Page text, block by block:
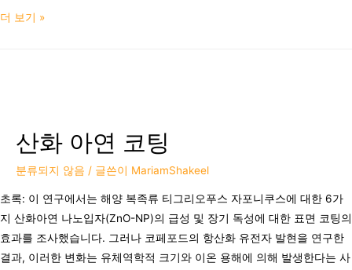
더 보기 »
산화 아연 코팅
분류되지 않음 / 글쓴이 MariamShakeel
초록: 이 연구에서는 해양 복족류 티그리오푸스 자포니쿠스에 대한 6가
지 산화아연 나노입자(ZnO-NP)의 급성 및 장기 독성에 대한 표면 코팅의
효과를 조사했습니다. 그러나 코페포드의 항산화 유전자 발현을 연구한
결과, 이러한 변화는 유체역학적 크기와 이온 용해에 의해 발생한다는 사